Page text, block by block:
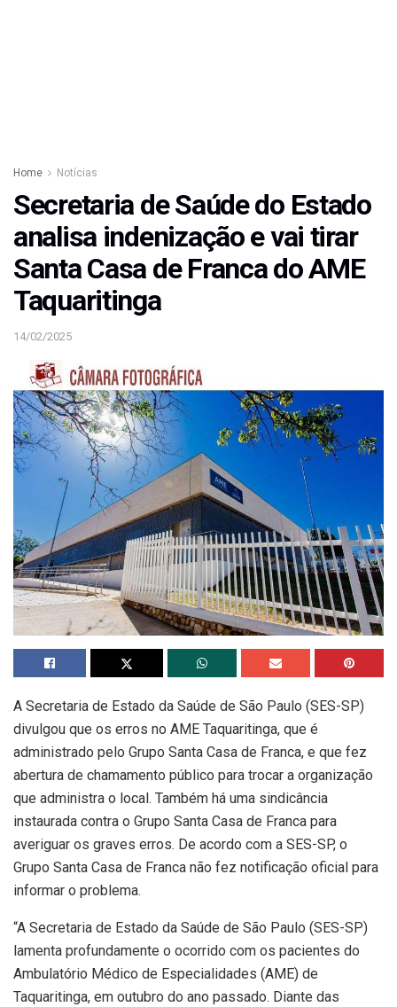
Home Notícias
Secretaria de Saúde do Estado
analisa indenização e vai tirar
Santa Casa de Franca do AME
Taquaritinga
14/02/2025
A Secretaria de Estado da Saúde de São Paulo (SES-SP)
divulgou que os erros no AME Taquaritinga, que é
administrado pelo Grupo Santa Casa de Franca, e que fez
abertura de chamamento público para trocar a organização
que administra o local. Também há uma sindicância
instaurada contra o Grupo Santa Casa de Franca para
averiguar os graves erros. De acordo com a SES-SP, o
Grupo Santa Casa de Franca não fez notificação oficial para
informar o problema.
“A Secretaria de Estado da Saúde de São Paulo (SES-SP)
lamenta profundamente o ocorrido com os pacientes do
Ambulatório Médico de Especialidades (AME) de
Taquaritinga, em outubro do ano passado. Diante das